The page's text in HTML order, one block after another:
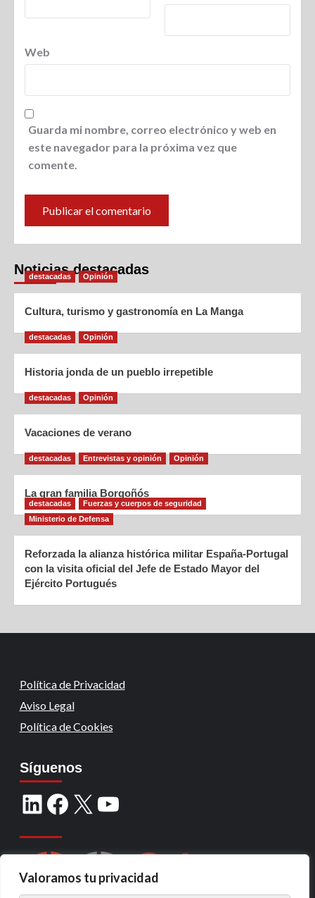
Valoramos tu privacidad
Web
Guarda mi nombre, correo electrónico y web en
este navegador para la próxima vez que
comente.
Noticias destacadas
destacadas Opinión
Cultura, turismo y gastronomía en La Manga
destacadas Opinión
Historia jonda de un pueblo irrepetible
destacadas Opinión
Vacaciones de verano
destacadas Entrevistas y opinión Opinión
La gran familia Borgoñós
destacadas
Fuerzas y cuerpos de seguridad
Ministerio de Defensa
Reforzada la alianza histórica militar España-Portugal
con la visita oficial del Jefe de Estado Mayor del
Ejército Portugués
Política de Privacidad
Aviso Legal
Política de Cookies
Síguenos